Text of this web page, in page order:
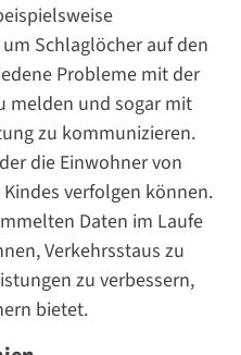
Schlaglöcher auf den
Probleme mit der
melden und sogar mit
zu kommunizieren.
die Einwohner von
verfolgen können.
Daten im Laufe
Verkehrsstaus zu
zu verbessern,
bietet.